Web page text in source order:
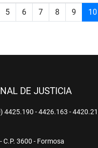
Página
5 6 7 8 9 10
DE JUSTICIA
4425.190 - 4426.163 -
C.P. 3600 - Formosa